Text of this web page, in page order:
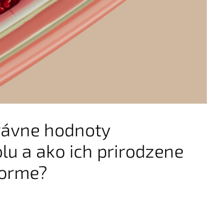
hodnoty
a ako ich prirodzene